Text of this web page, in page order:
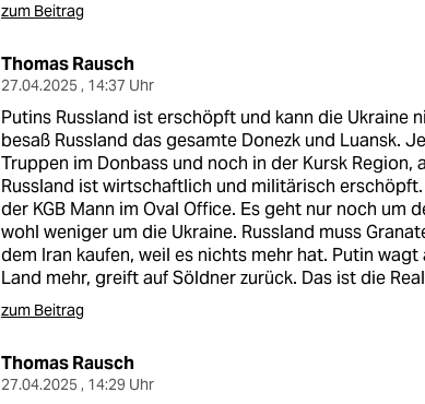
zum Beitrag
Thomas Rausch
27.04.2025 , 14:37 Uhr
Putins Russland ist erschöpft und kann die Ukraine
besaß Russland das gesamte Donezk und Luansk.
Truppen im Donbass und noch in der Kursk Region,
Russland ist wirtschaftlich und militärisch
der KGB Mann im Oval Office. Es geht nur noch um
wohl weniger um die Ukraine. Russland muss
dem Iran kaufen, weil es nichts mehr hat. Putin
Land mehr, greift auf Söldner zurück. Das ist die
zum Beitrag
Thomas Rausch
27.04.2025 , 14:29 Uhr